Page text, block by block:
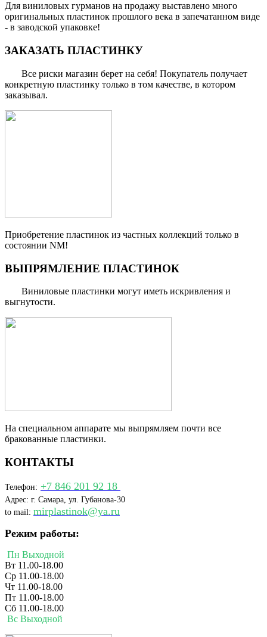
Для виниловых гурманов на продажу выставлено много
оригинальных пластинок прошлого века в запечатанном виде
- в заводской упаковке!
ЗАКАЗАТЬ ПЛАСТИНКУ
Все риски магазин берет на себя! Покупатель получает
конкретную пластинку только в том качестве, в котором
заказывал.
Приобретение пластинок из частных коллекций только в
состоянии NM!
ВЫПРЯМЛЕНИЕ ПЛАСТИНОК
Виниловые пластинки могут иметь искривления и
выгнутости.
На специальном аппарате мы выпрямляем почти все
бракованные пластинки.
КОНТАКТЫ
Телефон: +7 846 201 92 18
Адрес: г. Самара, ул. Губанова-30
to mail: mirplastinok@ya.ru
Режим работы:
Пн Выходной
Вт 11.00-18.00
Ср 11.00-18.00
Чт 11.00-18.00
Пт 11.00-18.00
Сб 11.00-18.00
Вс Выходной